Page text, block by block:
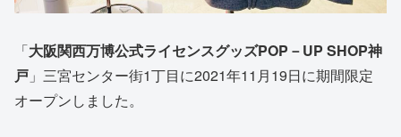
「大阪関西万博公式ライセンスグッズPOP－UP SHOP神
戸 」三宮センター街1丁目に2021年11月19日に期間限定
オープンしました。